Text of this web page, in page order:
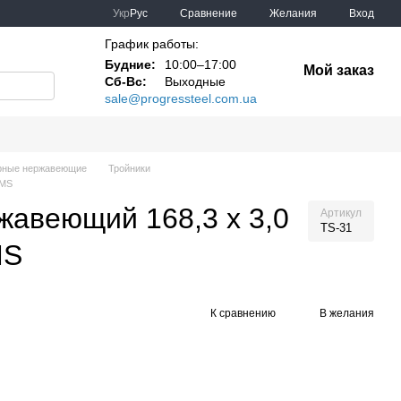
Укр Рус Сравнение Желания Вход
График работы:
Будние:
10:00–17:00
Сб-Вс:
Выходные
sale@progressteel.com.ua
Мой заказ
нержавеющие
Тройники
168,3 х 3,0
Артикул
TS-31
К сравнению В желания